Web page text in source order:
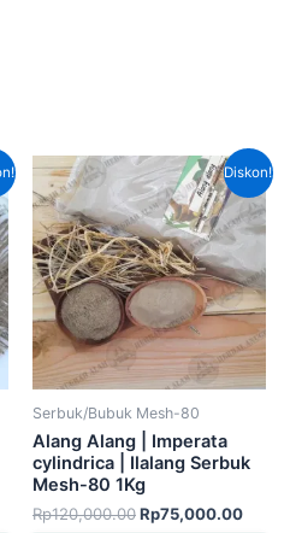
Diskon!
Serbuk/Bubuk Mesh-80
Alang Alang | Imperata
cylindrica | Ilalang Serbuk
Mesh-80 1Kg
Rp120,000.00
Harga
aslinya
adalah:
Rp120,000.00.
Rp75,000.00
Harga
saat
ini